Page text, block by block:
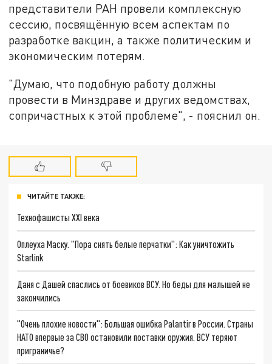
представители РАН провели комплексную
сессию, посвящённую всем аспектам по
разработке вакцин, а также политическим и
экономическим потерям.
"Думаю, что подобную работу должны
провести в Минздраве и других ведомствах,
сопричастных к этой проблеме", - пояснил он.
ЧИТАЙТЕ ТАКЖЕ:
Технофашисты XXI века
Оплеуха Маску. "Пора снять белые перчатки": Как уничтожить
Starlink
Даня с Дашей спаслись от боевиков ВСУ. Но беды для малышей не
закончились
"Очень плохие новости": Большая ошибка Palantir в России. Страны
НАТО впервые за СВО остановили поставки оружия. ВСУ теряют
приграничье?